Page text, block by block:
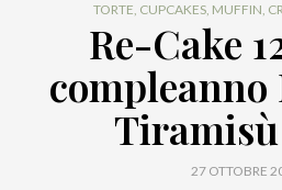
TORTE, CUPCAKES, MUFFIN,
Re-Cake
compleanno
27 OTTOBRE